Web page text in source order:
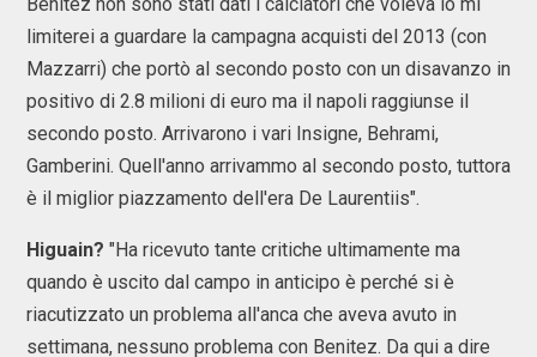
limiterei a guardare la campagna acquisti del 2013 (con
Mazzarri) che portò al secondo posto con un disavanzo in
positivo di 2.8 milioni di euro ma il napoli raggiunse il
secondo posto. Arrivarono i vari Insigne, Behrami,
Gamberini. Quell'anno arrivammo al secondo posto, tuttora
è il miglior piazzamento dell'era De Laurentiis".
Higuain? "Ha ricevuto tante critiche ultimamente ma
quando è uscito dal campo in anticipo è perché si è
riacutizzato un problema all'anca che aveva avuto in
settimana, nessuno problema con Benitez. Da qui a dire